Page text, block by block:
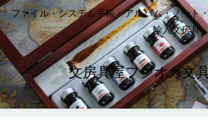
ファイル・システム手帳・アルバム・ノート
輸入文房具
文房具屋フジオカ文